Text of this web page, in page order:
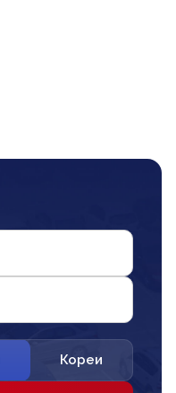
Кореи